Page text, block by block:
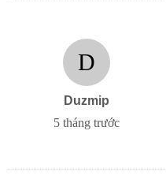
D
Duzmip
5 tháng trước